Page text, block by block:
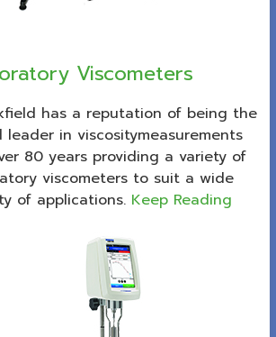
Viscometers
has a reputation of being the
leader in viscositymeasurements
80 years providing a variety of
viscometers to suit a wide
of applications. Keep Reading